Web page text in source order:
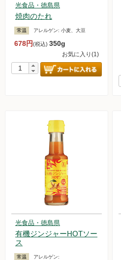
光食品・徳島県
焼肉のたれ
常温 アレルゲン: 小麦、大豆
678円(税込) 350g
お気に入り(1)
光食品・徳島県
有機ジンジャーHOTソー
ス
常温 アレルゲン: